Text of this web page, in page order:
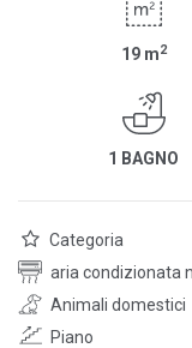
19 m2
1 BAGNO
Categoria
aria condizionata
Animali domestici
Piano